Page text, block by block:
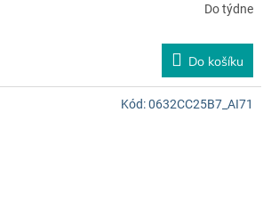
Do týdne
Do košíku
Kód:0632CC25B7_AI71